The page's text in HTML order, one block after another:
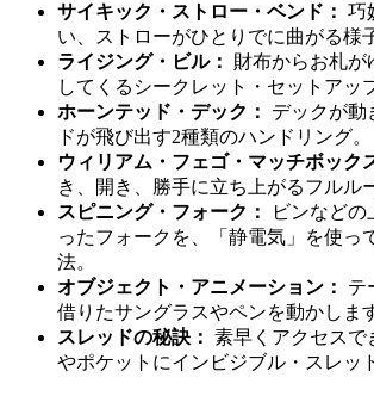
サイキック・ストロー・ベンド： 巧
い、ストローがひとりでに曲がる様
ライジング・ビル：
財布からお札が
してくるシークレット・セットアッ
ホーンテッド・デック：
デックが動
ドが飛び出す2種類のハンドリング。
ウィリアム・フェゴ・マッチボック
き、開き、勝手に立ち上がるフルル
スピニング・フォーク：
ビンなどの
ったフォークを、「静電気」を使っ
法。
オブジェクト・アニメーション：
テ
借りたサングラスやペンを動かしま
スレッドの秘訣： 素早くアクセスで
やポケットにインビジブル・スレッ